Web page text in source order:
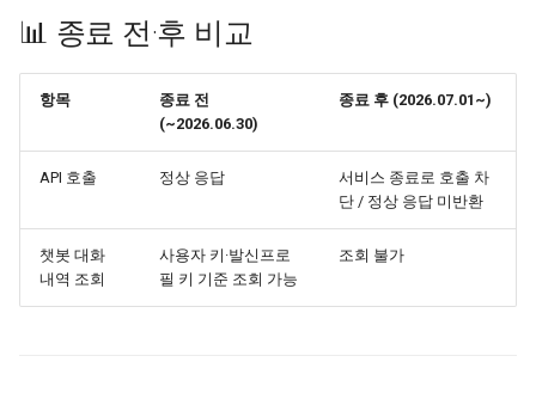
📊 종료 전·후 비교
항목
종료 전
(~2026.06.30)
종료 후 (2026.07.01~)
API 호출 정상 응답
서비스 종료로 호출 차
단 / 정상 응답 미반환
챗봇 대화
내역 조회
사용자 키·발신프로
필 키 기준 조회 가능
조회 불가